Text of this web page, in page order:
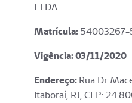
LTDA
Matrícula:54003267-
Vigência: 03/11/2020
Endereço:Rua Dr
Itaboraí, RJ, CEP: